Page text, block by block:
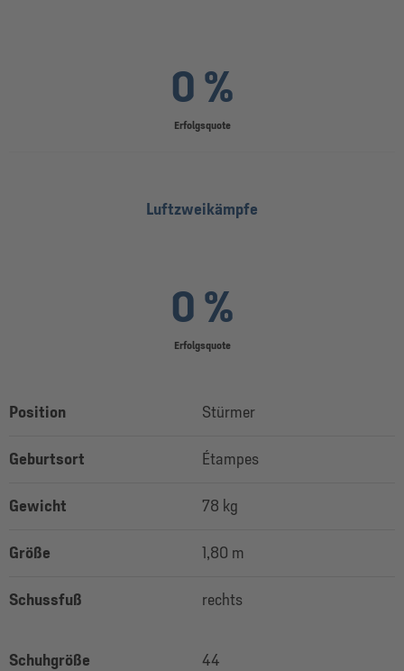
Erfolgsquote
0 %
Luftzweikämpfe
Erfolgsquote
0 %
Position Stürmer
Geburtsort Étampes
Gewicht 78 kg
Größe 1,80 m
Schussfuß rechts
Schuhgröße 44